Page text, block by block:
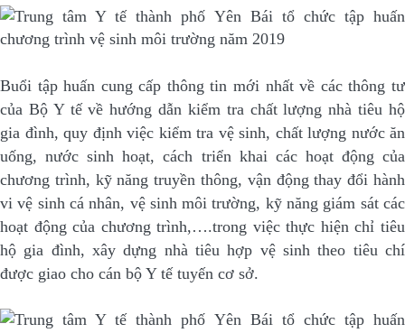
Buổi tập huấn cung cấp thông tin mới nhất về các thông tư
của Bộ Y tế về hướng dẫn kiểm tra chất lượng nhà tiêu hộ
gia đình, quy định việc kiểm tra vệ sinh, chất lượng nước ăn
uống, nước sinh hoạt, cách triển khai các hoạt động của
chương trình, kỹ năng truyền thông, vận động thay đổi hành
vi vệ sinh cá nhân, vệ sinh môi trường, kỹ năng giám sát các
hoạt động của chương trình,….trong việc thực hiện chỉ tiêu
hộ gia đình, xây dựng nhà tiêu hợp vệ sinh theo tiêu chí
được giao cho cán bộ Y tế tuyến cơ sở.